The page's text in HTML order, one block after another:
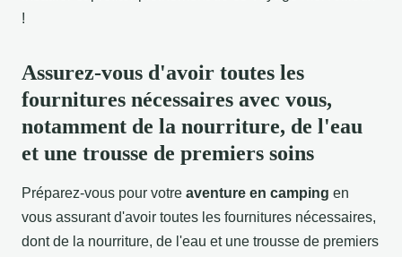
!
Assurez-vous d'avoir toutes les
fournitures nécessaires avec vous,
notamment de la nourriture, de l'eau
et une trousse de premiers soins
Préparez-vous pour votre aventure en camping en
vous assurant d'avoir toutes les fournitures nécessaires,
dont de la nourriture, de l'eau et une trousse de premiers